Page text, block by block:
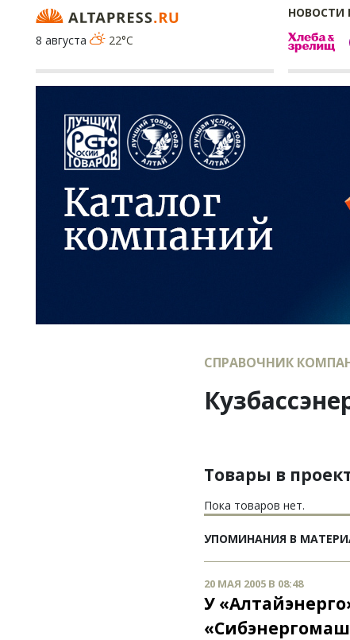
НОВОСТИ
8 августа
22°C
СПРАВОЧНИК
Товары в
Пока товаров нет.
УПОМИНАНИЯ В
20 МАЯ 2005 В 08:48
У